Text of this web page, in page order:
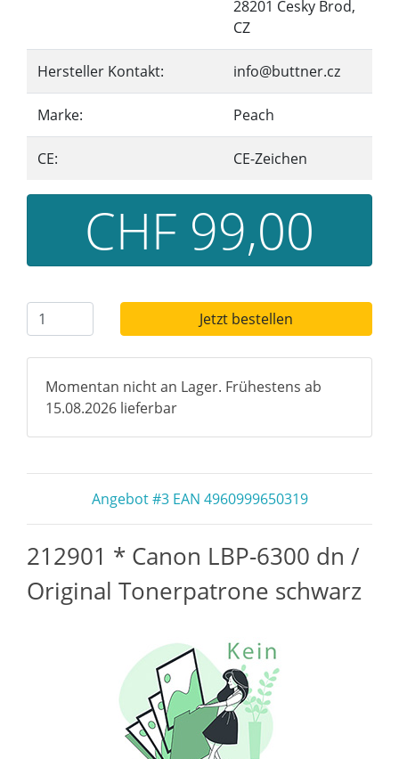
28201 Cesky Brod,
CZ
Hersteller Kontakt: info@buttner.cz
Marke: Peach
CE: CE-Zeichen
CHF 99,00
Jetzt bestellen
Momentan nicht an Lager. Frühestens ab
15.08.2026 lieferbar
Angebot #3 EAN 4960999650319
212901 * Canon LBP-6300 dn /
Original Tonerpatrone schwarz